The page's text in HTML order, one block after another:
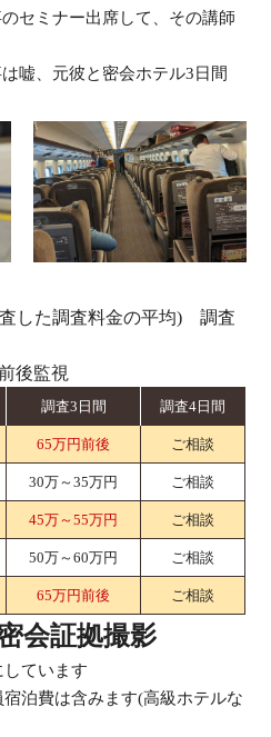
セミナー出席して、その講師
嘘、元彼と密会ホテル3日間
した調査料金の平均) 調査
後監視
調査3日間 調査4日間
65万円前後 ご相談
30万～35万円 ご相談
45万～55万円 ご相談
50万～60万円 ご相談
65万円前後 ご相談
会証拠撮影
ています
泊費は含みます(高級ホテルな